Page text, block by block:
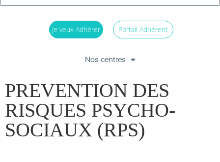
Je veux Adhérer Portail Adhérent
Nos centres
PREVENTION DES
RISQUES PSYCHO-
SOCIAUX (RPS)